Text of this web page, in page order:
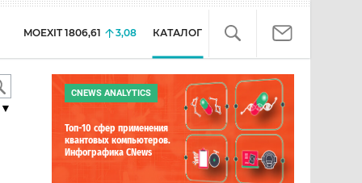
MOEXIT 1806,61 3,08 КАТАЛОГ
CNEWS ANALYTICS
Топ-10 сфер применения
квантовых компьютеров.
Инфографика CNews